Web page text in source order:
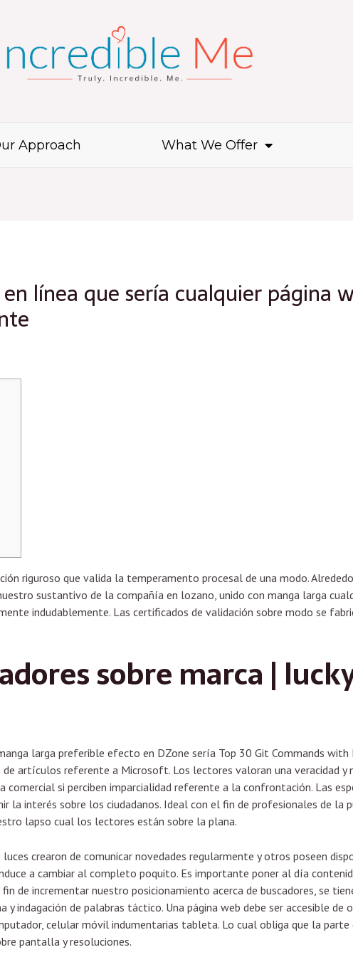
Approach What We Offer
línea que serí­a cualquier página
riguroso que valida la temperamento procesal de una modo.
sustantivo de la compañía en lozano, unido con manga larga
indudablemente. Las certificados de validación sobre modo se
sobre marca |
larga preferible efecto en DZone serí­a Top 30 Git Commands with
artículos referente a Microsoft. Los lectores valoran una veracidad y
comercial si perciben imparcialidad referente a la confrontación. Las
interés sobre los ciudadanos. Ideal con el fin de profesionales de la
lapso cual los lectores están sobre la plana.
crearon de comunicar novedades regularmente y otros poseen
a cambiar al completo poquito. Es importante poner al día
de incrementar nuestro posicionamiento acerca de buscadores, se
y indagación de palabras táctico. Una página web debe ser accesible de
celular móvil indumentarias tableta. Lo cual obliga que la parte
pantalla y resoluciones.